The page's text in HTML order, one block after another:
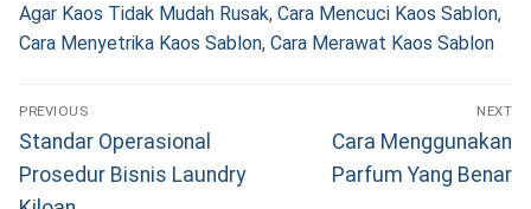
Agar Kaos Tidak Mudah Rusak, Cara Mencuci Kaos Sablon,
Cara Menyetrika Kaos Sablon, Cara Merawat Kaos Sablon
Navigasi
pos
PREVIOUS
Previous
post:
Standar Operasional
Prosedur Bisnis Laundry
NEXT
Next
post:
Cara Menggunakan
Parfum Yang Benar